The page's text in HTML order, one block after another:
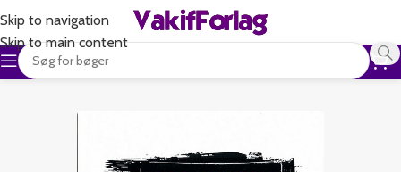
Skip to navigation
Skip to main content